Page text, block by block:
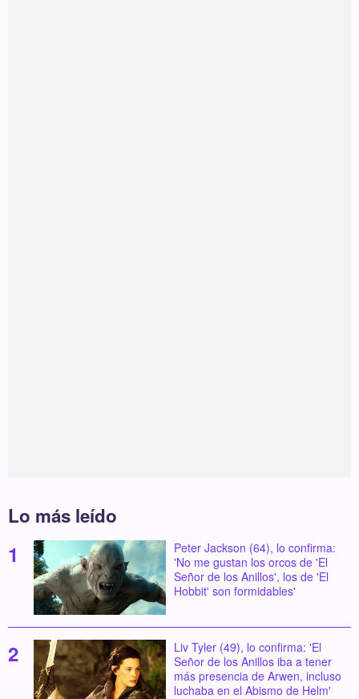
Lo más leído
Peter Jackson (64), lo confirma:
'No me gustan los orcos de 'El
Señor de los Anillos', los de 'El
Hobbit' son formidables'
Liv Tyler (49), lo confirma: 'El
Señor de los Anillos iba a tener
más presencia de Arwen, incluso
luchaba en el Abismo de Helm'